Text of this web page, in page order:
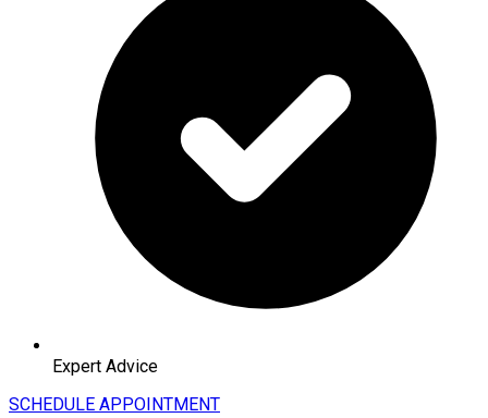
Expert Advice
SCHEDULE APPOINTMENT